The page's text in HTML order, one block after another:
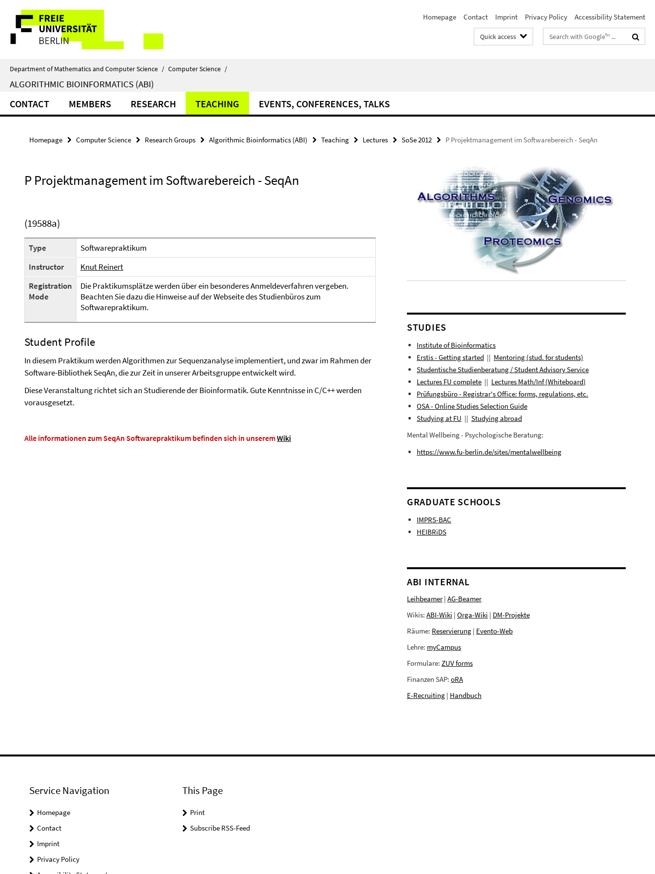
direkt
Inhalt
Service
Navigation
Homepage Contact Imprint Privacy Policy Accessibility Statement
Quick access
Search
terms
Department of Mathematics and Computer Science / Computer Science /
ALGORITHMIC BIOINFORMATICS (ABI)
CONTACT MEMBERS RESEARCH TEACHING EVENTS, CONFERENCES, TALKS
Homepage Computer Science Research Groups Algorithmic Bioinformatics (ABI) Teaching Lectures SoSe 2012 P Projektmanagement im Softwarebereich - SeqAn
P Projektmanagement im Softwarebereich - SeqAn
(19588a)
Type
Softwarepraktikum
Instructor
Knut Reinert
Registration
Mode
Die Praktikumsplätze werden über ein besonderes Anmeldeverfahren vergeben.
Beachten Sie dazu die Hinweise auf der Webseite des Studienbüros zum
Softwarepraktikum.
Student Profile
In diesem Praktikum werden Algorithmen zur Sequenzanalyse implementiert, und zwar im Rahmen der
Software-Bibliothek SeqAn, die zur Zeit in unserer Arbeitsgruppe entwickelt wird.
Diese Veranstaltung richtet sich an Studierende der Bioinformatik. Gute Kenntnisse in C/C++ werden
vorausgesetzt.
Alle informationen zum SeqAn Softwarepraktikum befinden sich in unseremWiki
STUDIES
Institute of Bioinformatics
Erstis - Getting started || Mentoring (stud. for students)
Studentische Studienberatung / Student Advisory Service
Lectures FU complete || Lectures Math/Inf (Whiteboard)
Prüfungsbüro- Registrar's Office: forms, regulations, etc.
OSA - Online Studies Selection Guide
Studying at FU ||Studying abroad
Mental Wellbeing - Psychologische Beratung:
https://www.fu-berlin.de/sites/mentalwellbeing
GRADUATE SCHOOLS
IMPRS-BAC
HEIBRiDS
ABI INTERNAL
Leihbeamer|AG-Beamer
Wikis:ABI-Wiki |Orga-Wiki | DM-Projekte
Räume: Reservierung | Evento-Web
Lehre: myCampus
Formulare:ZUV forms
Finanzen SAP:oRA
E-Recruiting | Handbuch
Service Navigation
Homepage
Contact
Imprint
Privacy Policy
This Page
Print
Subscribe RSS-Feed